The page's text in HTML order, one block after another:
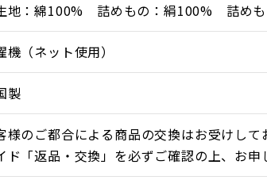
地：綿100% 詰めもの：絹100% 詰め
機（ネット使用）
製
様のご都合による商品の交換はお受けし
ド「返品・交換」を必ずご確認の上、お申